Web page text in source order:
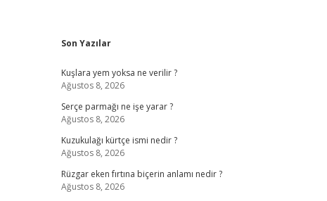
Sidebar
Son Yazılar
Kuşlara yem yoksa ne verilir ?
Ağustos 8, 2026
Serçe parmağı ne işe yarar ?
Ağustos 8, 2026
Kuzukulağı kürtçe ismi nedir ?
Ağustos 8, 2026
Rüzgar eken fırtına biçerin anlamı nedir ?
Ağustos 8, 2026